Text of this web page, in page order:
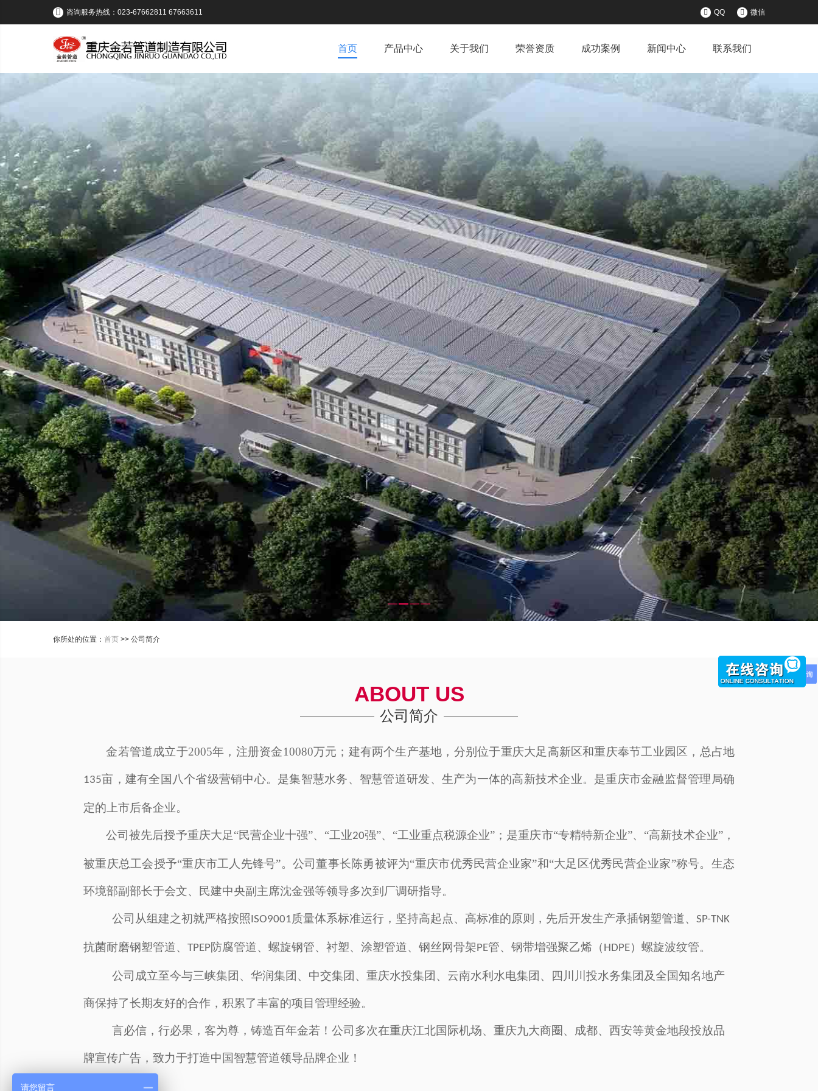
咨询服务热线：023-67662811 67663611 QQ 微信
首页 产品中心 关于我们 荣誉资质 成功案例 新闻中心 联系我们
1 3 4
你所处的位置： 首页 >> 公司简介
ABOUT US
公司简介
金若管道成立于2005年，注册资金10080万元；建有两个生产基地，分别位于重庆大足高新区和重庆奉节工业园区，总占地
135亩，建有全国八个省级营销中心。是集智慧水务、智慧管道研发、生产为一体的高新技术企业。是重庆市金融监督管理局确
定的上市后备企业。
公司被先后授予重庆大足“民营企业十强”、“工业20强”、“工业重点税源企业”；是重庆市“专精特新企业”、“高新技术企业”，
被重庆总工会授予“重庆市工人先锋号”。公司董事长陈勇被评为“重庆市优秀民营企业家”和“大足区优秀民营企业家”称号。生态
环境部副部长于会文、民建中央副主席沈金强等领导多次到厂调研指导。
公司从组建之初就严格按照ISO9001质量体系标准运行，坚持高起点、高标准的原则，先后开发生产承插钢塑管道、 SP-TNK
抗菌耐磨钢塑管道、 TPEP防腐管道、螺旋钢管、 衬塑、 涂塑管道、钢丝网骨架PE管、 钢带增强聚乙烯（ HDPE）螺旋波纹管。
公司成立至今与三峡集团、华润集团、中交集团、 重庆水投集团、云南水利水电集团、四川川投水务集团 及全国知名地产
商保持了长期友好的合作 ，积累了丰富的项目管理经验。
言必信，行必果，客为尊， 铸造百年金若！公司多次在重庆江北国际机场、重庆九大商圈 、成都、西安等黄金地段投放品
牌宣传广告，致力于打造中国智慧管道领导品牌企业 ！
请您留言